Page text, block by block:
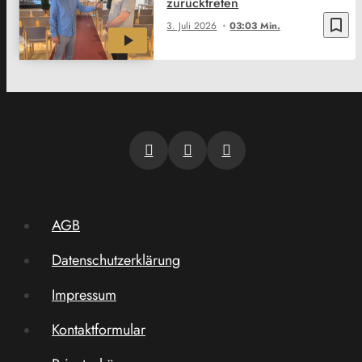
bookmark_border
3. Juli 2026 03:03 Min.
AGB
Datenschutzerklärung
Impressum
Kontaktformular